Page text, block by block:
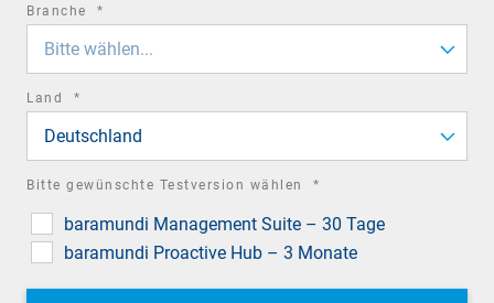
Branche *
Bitte wählen...
Land *
Deutschland
Bitte gewünschte Testversion wählen *
baramundi Management Suite – 30 Tage
baramundi Proactive Hub – 3 Monate